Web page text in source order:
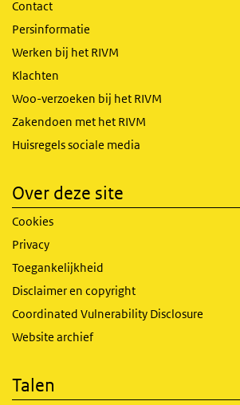
Contact
Persinformatie
Werken bij het RIVM
Klachten
Woo-verzoeken bij het RIVM
Zakendoen met het RIVM
Huisregels sociale media
Over deze site
Cookies
Privacy
Toegankelijkheid
Disclaimer en copyright
Coordinated Vulnerability Disclosure
Website archief
Talen